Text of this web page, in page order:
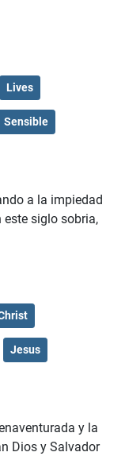
Lives
Sensible
a la impiedad
siglo sobria,
Jesus
y la
Dios y Salvador